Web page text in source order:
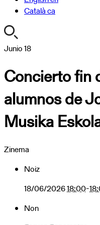
Catalàca
https://turismoa.xn-
oati-
gqa.eus/es/agenda/
fin-
de-
curso-
de-
alumnos-
musika-
Junio18
Concierto fin
alumnos de
Musika
Zinema
Noiz
18/06/202618:00-
Non